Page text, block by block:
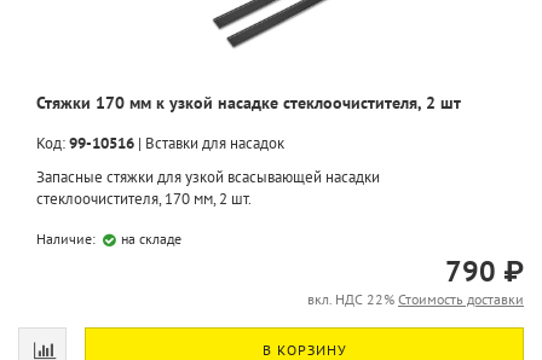
Стяжки 170 мм к узкой насадке стеклоочистителя, 2 шт
Код:99-10516 | Вставки для насадок
Запасные стяжки для узкой всасывающей насадки
стеклоочистителя, 170 мм, 2 шт.
Наличие: на складе
790 ₽
вкл. НДС 22% Стоимость доставки
В КОРЗИНУ